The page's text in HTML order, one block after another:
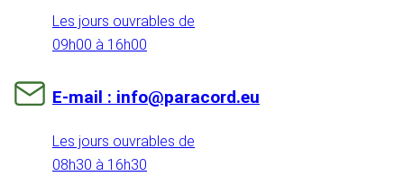
Les jours ouvrables de
09h00 à 16h00
E-mail : info@paracord.eu
Les jours ouvrables de
08h30 à 16h30